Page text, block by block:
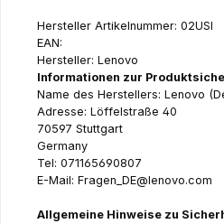
Hersteller Artikelnummer: 02USI
EAN:
Hersteller: Lenovo
Informationen zur
Name des Herstellers: Lenovo
Adresse: Löffelstraße 40
70597 Stuttgart
Germany
Tel: 071165690807
E-Mail: Fragen_DE@lenovo.com
Allgemeine Hinweise zu